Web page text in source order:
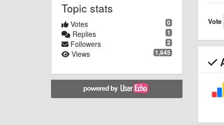
Topic stats
0
Votes
1
Replies
2
Followers
1,645
Views
Vote